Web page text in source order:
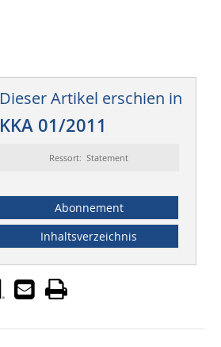
Dieser Artikel erschien in
KKA 01/2011
Ressort: Statement
Abonnement
Inhaltsverzeichnis